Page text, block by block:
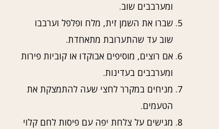
ומערבבים שוב.
שברו את השמן זית, מלח ופלפל וערבבו
שוב עד שהתערובת מתאחדת.
אם רוצים, מוסיפים אבוקדו או קוביות פירות
ומערבבים בעדינות.
מניחים במקרר לחצי שעה להתמצקת את
הטעמים.
מגישים על צלחת יפה עם פיסות לחם קלוי